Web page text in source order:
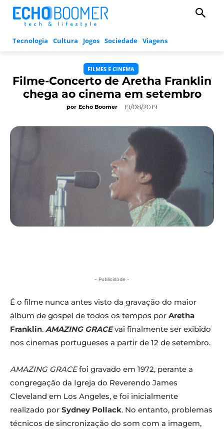
Tecnologia Cultura Jogos Sociedade Viagens
FILMES E CINEMA
Filme-Concerto de Aretha Franklin
chega ao cinema em setembro
por Echo Boomer 19/08/2019
- Publicidade -
É o filme nunca antes visto da gravação do maior
álbum de gospel de todos os tempos por Aretha
Franklin. AMAZING GRACEvai finalmente ser exibido
nos cinemas portugueses a partir de 12 de setembro.
AMAZING GRACEfoi gravado em 1972, perante a
congregação da Igreja do Reverendo James
Cleveland em Los Angeles, e foi inicialmente
realizado por Sydney Pollack. No entanto, problemas
técnicos de sincronização do som com a imagem,